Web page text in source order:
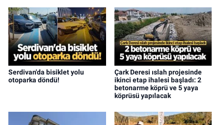
Serdivan'da bisiklet yolu
otoparka döndü!
Çark Deresi ıslah projesinde
ikinci etap ihalesi başladı: 2
betonarme köprü ve 5 yaya
köprüsü yapılacak